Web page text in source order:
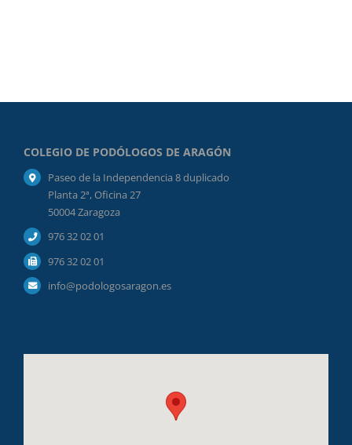
COLEGIO DE PODÓLOGOS DE ARAGÓN
Paseo de la Independencia 8 duplicado
Planta 2ª, Oficina 27
50004 Zaragoza
976 32 02 01
976 32 02 01
info@podologosaragon.es